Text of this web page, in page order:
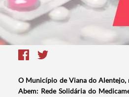
O Município de Viana do Alentejo,
Abem: Rede Solidária do